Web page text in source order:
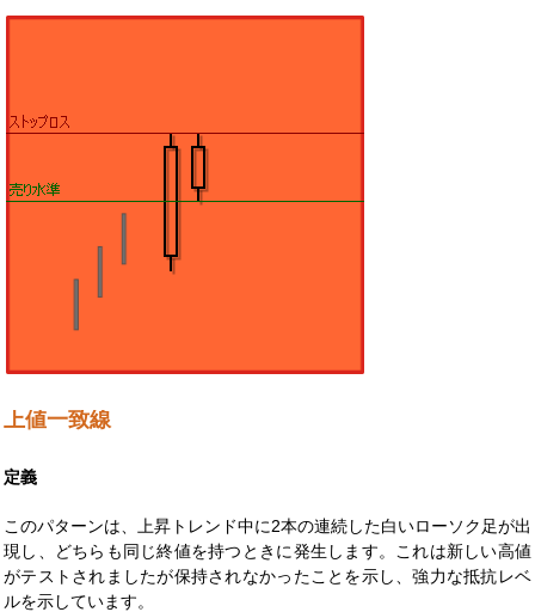
上値一致線
定義
このパターンは、上昇トレンド中に2本の連続した白いローソク足が出
現し、どちらも同じ終値を持つときに発生します。これは新しい高値
がテストされましたが保持されなかったことを示し、強力な抵抗レベ
ルを示しています。